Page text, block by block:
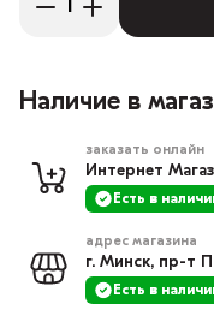
Наличие в
заказать онлайн
Интернет
Есть в
адрес магазина
г. Минск, пр-т
Есть в